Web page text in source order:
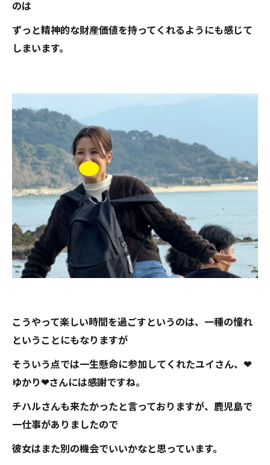
のは
ずっと精神的な財産価値を持ってくれるようにも感じて
しまいます。
こうやって楽しい時間を過ごすというのは、一種の憧れ
ということにもなりますが
そういう点では一生懸命に参加してくれたユイさん、❤
ゆかり❤さんには感謝ですね。
チハルさんも来たかったと言っておりますが、鹿児島で
一仕事がありましたので
彼女はまた別の機会でいいかなと思っています。